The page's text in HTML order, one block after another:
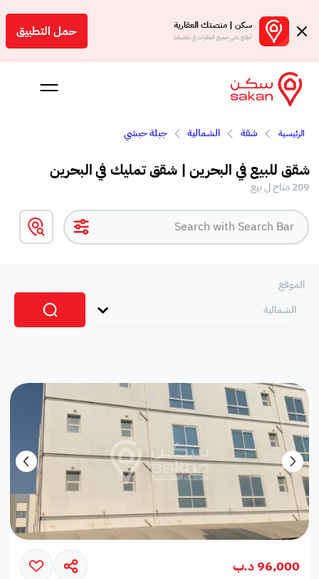
سكن | منصتك العقارية
اطلع على جميع العقارات في تطبيقنا حمل التطبيق
الرئيسية شقة الشمالية جبلة حبشي
شقق للبيع في البحرين | شقق تمليك في البحرين
209 متاح ل بيع
الموقع
الشمالية
96,000 د.ب